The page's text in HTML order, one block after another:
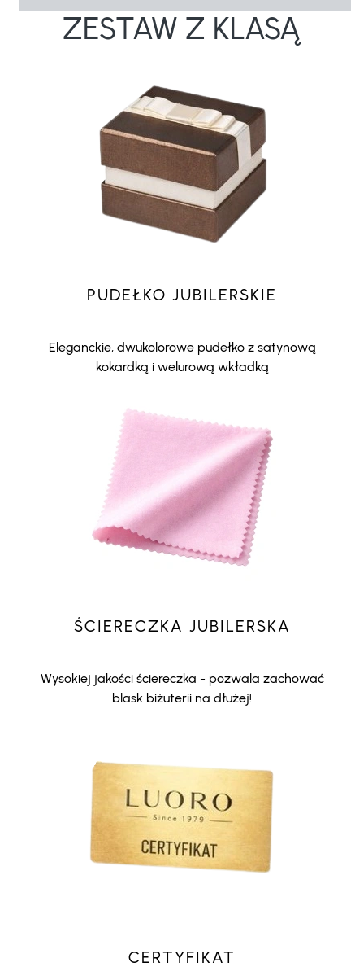
ZESTAW Z KLASĄ
PUDEŁKO JUBILERSKIE
Eleganckie, dwukolorowe pudełko z satynową
kokardką i welurową wkładką
ŚCIERECZKA JUBILERSKA
Wysokiej jakości ściereczka - pozwala zachować
blask biżuterii na dłużej!
CERTYFIKAT